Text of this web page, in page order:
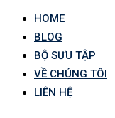
HOME
BLOG
BỘ SƯU TẬP
VỀ CHÚNG TÔI
LIÊN HỆ